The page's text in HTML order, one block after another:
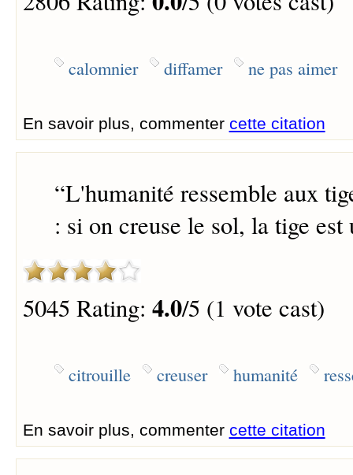
calomnier diffamer ne pas aimer
En savoir plus, commenter cette citation
“L'humanité ressemble aux
: si on creuse le sol, la tige est
5045 Rating: 4.0/5 (1 vote cast)
citrouille creuser humanité
En savoir plus, commenter cette citation